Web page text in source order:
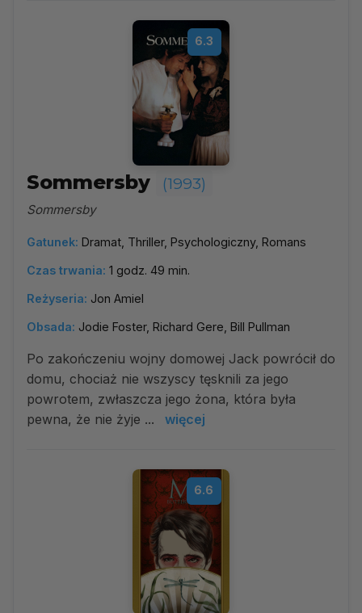
6.3
Sommersby (1993)
Sommersby
Gatunek: Dramat, Thriller, Psychologiczny, Romans
Czas trwania: 1 godz. 49 min.
Reżyseria: Jon Amiel
Obsada: Jodie Foster, Richard Gere, Bill Pullman
Po zakończeniu wojny domowej Jack powrócił do
domu, chociaż nie wszyscy tęsknili za jego
powrotem, zwłaszcza jego żona, która była
pewna, że nie żyje ...
więcej
6.6